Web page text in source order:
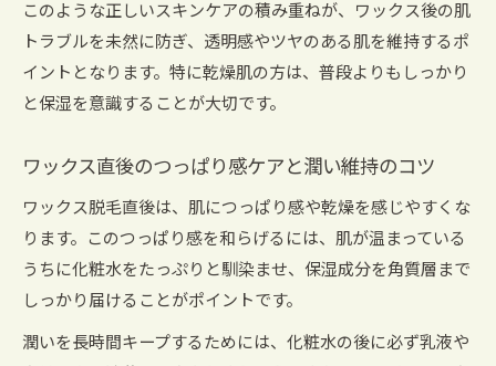
赤み・ひりつき予防のフェイシャルワックス後
ケア法
敏感肌のための低刺激スキンケア製品の選び方
フェイシャルワックス後24時間の過ごし方と
ワックス施術後の肌バリア回復を助ける保湿ケ
ア
潤いを保つフェイシャルワックスの秘訣
潤いを守るためのフェイシャルワックス施術前
後ケア
乾燥肌に効果的なスキンケアで透明感アップ
このような正しいスキンケアの積み重ねが、ワックス後の肌
トラブルを未然に防ぎ、透明感やツヤのある肌を維持するポ
イントとなります。特に乾燥肌の方は、普段よりもしっかり
と保湿を意識することが大切です。
ワックス直後のつっぱり感ケアと潤い維持のコツ
ワックス脱毛直後は、肌につっぱり感や乾燥を感じやすくな
ります。このつっぱり感を和らげるには、肌が温まっている
うちに化粧水をたっぷりと馴染ませ、保湿成分を角質層まで
しっかり届けることがポイントです。
潤いを長時間キープするためには、化粧水の後に必ず乳液や